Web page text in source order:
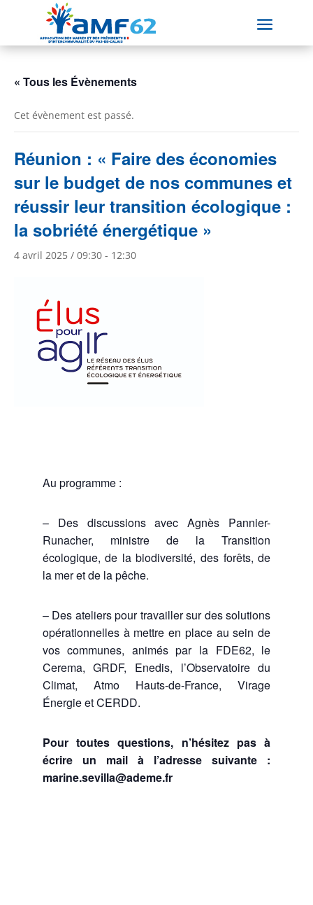
« Tous les Évènements
Cet évènement est passé.
Réunion : « Faire des économies
sur le budget de nos communes et
réussir leur transition écologique :
la sobriété énergétique »
4 avril 2025 / 09:30 - 12:30
Au programme :
– Des discussions avec Agnès Pannier-
Runacher, ministre de la Transition
écologique, de la biodiversité, des forêts, de
la mer et de la pêche.
– Des ateliers pour travailler sur des solutions
opérationnelles à mettre en place au sein de
vos communes, animés par la FDE62, le
Cerema, GRDF, Enedis, l’Observatoire du
Climat, Atmo Hauts-de-France, Virage
Énergie et CERDD.
Pour toutes questions, n’hésitez pas à
écrire un mail à l’adresse suivante :
marine.sevilla@ademe.fr